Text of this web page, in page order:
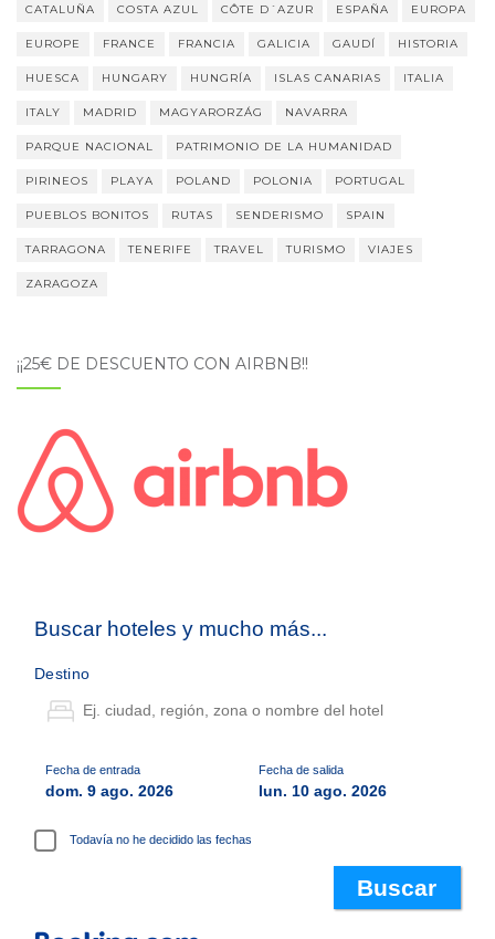
CATALUÑA COSTA AZUL CÔTE D´AZUR ESPAÑA EUROPA
EUROPE FRANCE FRANCIA GALICIA GAUDÍ HISTORIA
HUESCA HUNGARY HUNGRÍA ISLAS CANARIAS ITALIA
ITALY MADRID MAGYARORZÁG NAVARRA
PARQUE NACIONAL PATRIMONIO DE LA HUMANIDAD
PIRINEOS PLAYA POLAND POLONIA PORTUGAL
PUEBLOS BONITOS RUTAS SENDERISMO SPAIN
TARRAGONA TENERIFE TRAVEL TURISMO VIAJES
ZARAGOZA
¡¡25€ DE DESCUENTO CON AIRBNB!!
Buscar hoteles y mucho más...
Destino
Fecha de entrada
dom. 9 ago. 2026
Fecha de salida
lun. 10 ago. 2026
Todavía no he decidido las fechas